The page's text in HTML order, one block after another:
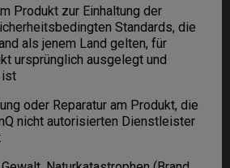
Produkt zur Einhaltung der
Standards, die
als jenem Land gelten, für
ursprünglich ausgelegt und
ist
oder Reparatur am Produkt, die
nicht autorisierten Dienstleister